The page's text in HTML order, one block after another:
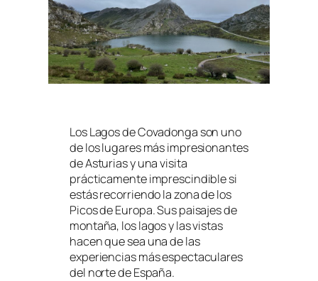
Los Lagos de Covadonga son uno
de los lugares más impresionantes
de Asturias y una visita
prácticamente imprescindible si
estás recorriendo la zona de los
Picos de Europa. Sus paisajes de
montaña, los lagos y las vistas
hacen que sea una de las
experiencias más espectaculares
del norte de España.